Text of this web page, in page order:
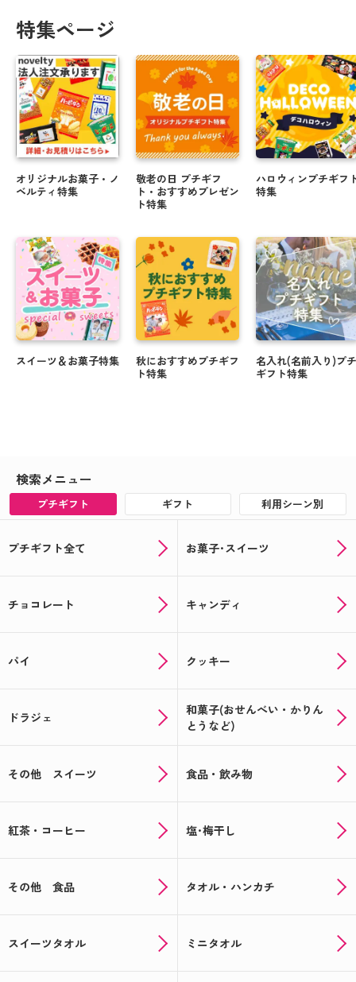
特集ページ
オリジナルお菓子・ノ
ベルティ特集
スイーツ＆お菓子特集
敬老の日 プチギフ
ト・おすすめプレゼン
ト特集
秋におすすめプチギフ
ト特集
ハロウィンプチギフ
特集
名入れ(名前入り)プチ
ギフト特集
検索メニュー
プチギフト ギフト 利用シーン別
プチギフト全て お菓子･スイーツ
チョコレート キャンディ
パイ クッキー
ドラジェ
和菓子(おせんべい・かりん
とうなど)
その他 スイーツ 食品・飲み物
紅茶・コーヒー 塩･梅干し
その他 食品 タオル・ハンカチ
スイーツタオル ミニタオル